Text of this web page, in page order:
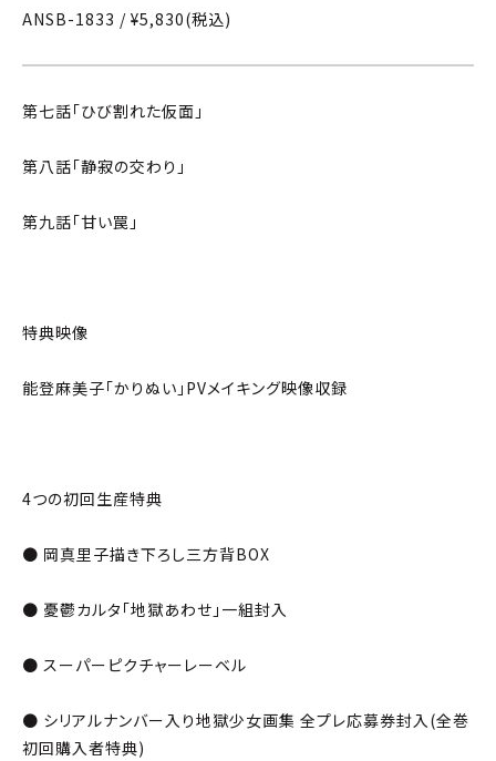
ANSB-1833 / ¥5,830(税込)
第七話「ひび割れた仮面」
第八話「静寂の交わり」
第九話「甘い罠」
特典映像
能登麻美子「かりぬい」PVメイキング映像収録
4つの初回生産特典
● 岡真里子描き下ろし三方背BOX
● 憂鬱カルタ「地獄あわせ」一組封入
● スーパーピクチャーレーベル
● シリアルナンバー入り地獄少女画集 全プレ応募券封入(全巻
初回購入者特典)